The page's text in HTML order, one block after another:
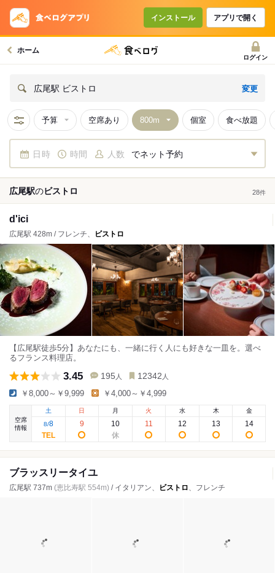
インストール アプリで開く
ホーム
ログイン
広尾駅 ビストロ 変更
予算 空席あり 個室 食べ放題
日時 時間 人数 でネット予約
広尾駅のビストロ 28件
d'ici
広尾駅 428m / フレンチ、 ビストロ
【広尾駅徒歩5分】あなたにも、一緒に行く人にも好きな一皿を。選べ
るフランス料理店。
3.45 195 人 12342 人
￥8,000～￥9,999 ￥4,000～￥4,999
空席
情報
土
8/8
日
9
月
10
火
11
水
12
木
13
金
14
ブラッスリータイユ
広尾駅 737m (恵比寿駅 554m) / イタリアン、 ビストロ、フレンチ